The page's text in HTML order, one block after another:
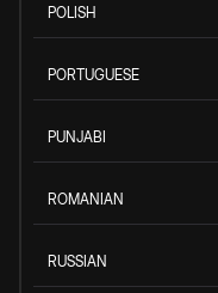
POLISH
PORTUGUESE
PUNJABI
ROMANIAN
RUSSIAN